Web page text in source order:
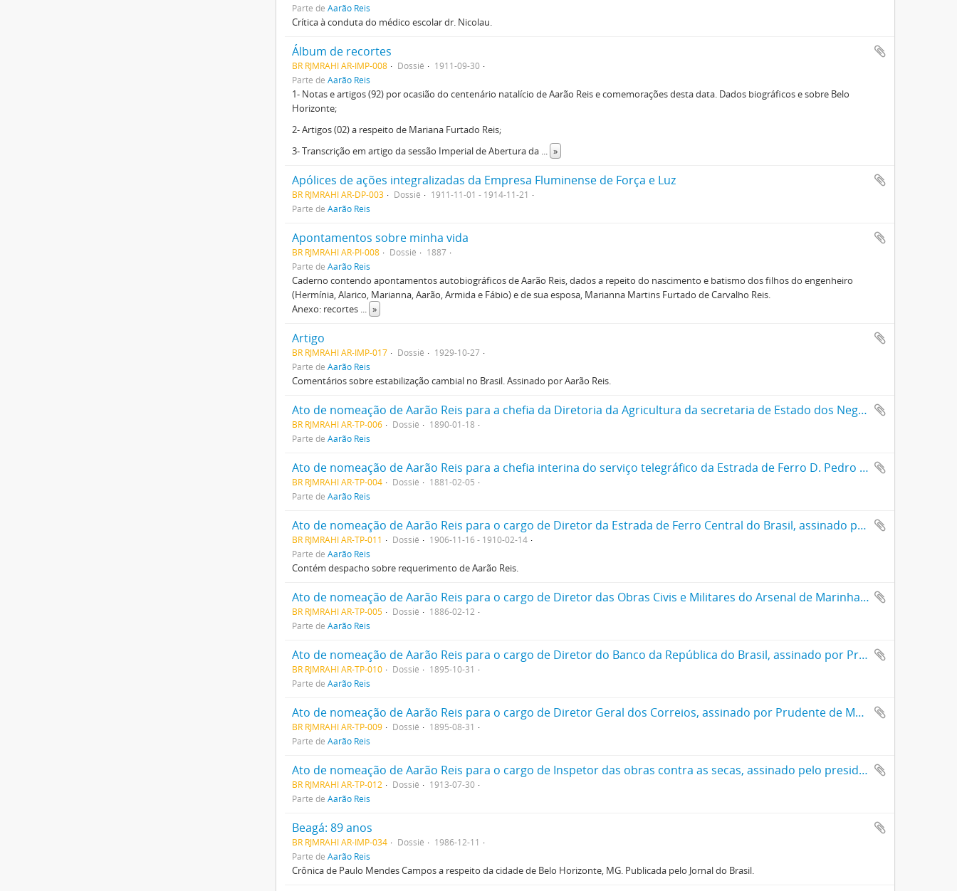
Parte de Aarão Reis
Crítica à conduta do médico escolar dr. Nicolau.
Álbum de recortes
BR RJMRAHI AR-IMP-008 Dossiê
1911-09-30
Parte de Aarão Reis
1- Notas e artigos (92) por ocasião do centenário natalício de Aarão Reis e comemorações desta data. Dados biográficos e sobre Belo
Horizonte;
2- Artigos (02) a respeito de Mariana Furtado Reis;
3- Transcrição em artigo da sessão Imperial de Abertura da ... »
Apólices de ações integralizadas da Empresa Fluminense de Força e Luz
BR RJMRAHI AR-DP-003 Dossiê
1911-11-01 - 1914-11-21
Parte de Aarão Reis
Apontamentos sobre minha vida
BR RJMRAHI AR-PI-008 Dossiê
1887
Parte de Aarão Reis
Caderno contendo apontamentos autobiográficos de Aarão Reis, dados a repeito do nascimento e batismo dos filhos do engenheiro
(Hermínia, Alarico, Marianna, Aarão, Armida e Fábio) e de sua esposa, Marianna Martins Furtado de Carvalho Reis.
Anexo: recortes ... »
Artigo
BR RJMRAHI AR-IMP-017 Dossiê
1929-10-27
Parte de Aarão Reis
Comentários sobre estabilização cambial no Brasil. Assinado por Aarão Reis.
Ato de nomeação de Aarão Reis para a chefia da Diretoria da Agricultura da secretaria de Estado dos Negócios de Agricultura, Commércio e Obres Públicas, assinado pelo marechal Deodoro da Fonseca e por Demétrio Nunes Ribeiro
BR RJMRAHI AR-TP-006 Dossiê
1890-01-18
Parte de Aarão Reis
Ato de nomeação de Aarão Reis para a chefia interina do serviço telegráfico da Estrada de Ferro D. Pedro II assinado por M. Buarque de Macedo
BR RJMRAHI AR-TP-004 Dossiê
1881-02-05
Parte de Aarão Reis
Ato de nomeação de Aarão Reis para o cargo de Diretor da Estrada de Ferro Central do Brasil, assinado pelo presidente Afonso Pena e Miguel Calmon du Pin e Almeida
BR RJMRAHI AR-TP-011 Dossiê
1906-11-16 - 1910-02-14
Parte de Aarão Reis
Contém despacho sobre requerimento de Aarão Reis.
Ato de nomeação de Aarão Reis para o cargo de Diretor das Obras Civis e Militares do Arsenal de Marinha da Corte assinado por Alfredo Rodrigues Fernandes Chaves
BR RJMRAHI AR-TP-005 Dossiê
1886-02-12
Parte de Aarão Reis
Ato de nomeação de Aarão Reis para o cargo de Diretor do Banco da República do Brasil, assinado por Prudente de Moraes
BR RJMRAHI AR-TP-010 Dossiê
1895-10-31
Parte de Aarão Reis
Ato de nomeação de Aarão Reis para o cargo de Diretor Geral dos Correios, assinado por Prudente de Moraes e Antônio Olyntho dos Santos Pires.
BR RJMRAHI AR-TP-009 Dossiê
1895-08-31
Parte de Aarão Reis
Ato de nomeação de Aarão Reis para o cargo de Inspetor das obras contra as secas, assinado pelo presidente Hermes da Fonseca e por José Barbosa Gonçalves
BR RJMRAHI AR-TP-012 Dossiê
1913-07-30
Parte de Aarão Reis
Beagá: 89 anos
BR RJMRAHI AR-IMP-034 Dossiê
1986-12-11
Parte de Aarão Reis
Crônica de Paulo Mendes Campos a respeito da cidade de Belo Horizonte, MG. Publicada pelo Jornal do Brasil.